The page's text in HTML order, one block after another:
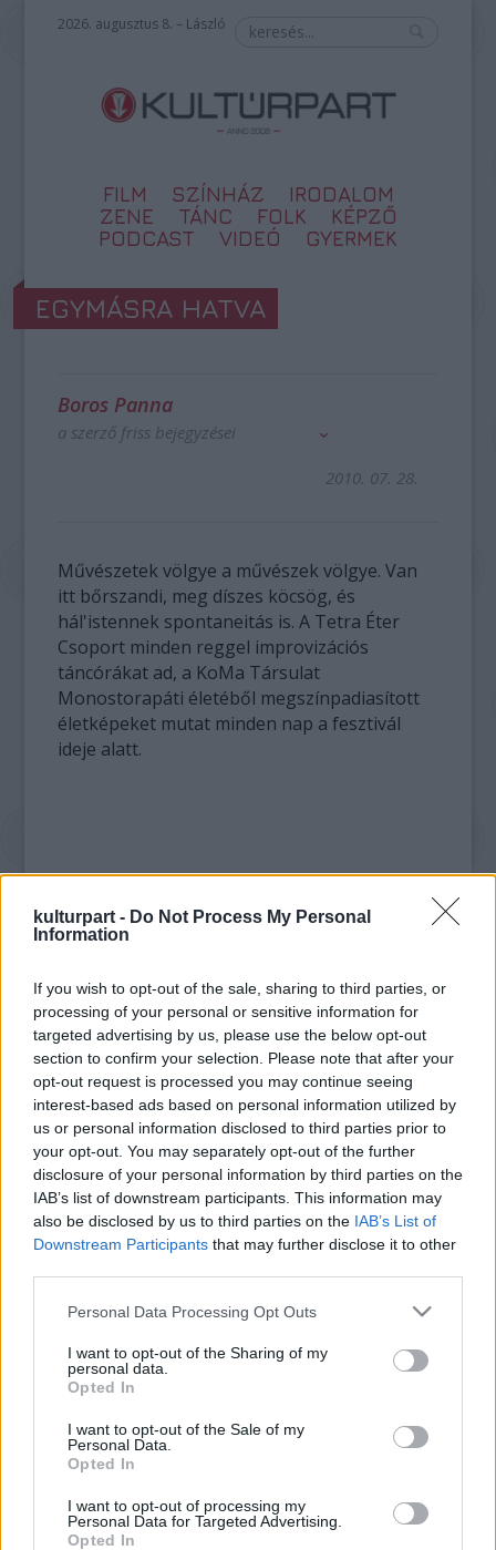
kulturpart - Do Not Process My Personal
Information
If you wish to opt-out of the sale, sharing to third parties, or
processing of your personal or sensitive information for
targeted advertising by us, please use the below opt-out
section to confirm your selection. Please note that after your
opt-out request is processed you may continue seeing
interest-based ads based on personal information utilized by
us or personal information disclosed to third parties prior to
your opt-out. You may separately opt-out of the further
disclosure of your personal information by third parties on the
IAB’s list of downstream participants. This information may
also be disclosed by us to third parties on the IAB’s List of
Downstream Participants that may further disclose it to other
Please note that this website/app uses one or more Google
not limited to your visit or usage behaviour. You may click to
grant or deny consent to Google and its third-party tags to
use your data for below specified purposes in below Google
consent section.
Personal Data Processing Opt Outs
I want to opt-out of the Sharing of my
personal data.
Opted In
I want to opt-out of the Sale of my
Personal Data.
Opted In
I want to opt-out of processing my
Personal Data for Targeted Advertising.
Opted In
2026. augusztus 8. – László
FILM SZÍNHÁZ
IRODALOM
ZENE
TÁNC FOLK
KÉPZŐ
PODCAST
VIDEÓ GYERMEK
EGYMÁSRA HATVA
Boros Panna
a szerző friss bejegyzései
2010. 07. 28.
Művészetek völgye a művészek völgye. Van
itt bőrszandi, meg díszes köcsög, és
hál'istennek spontaneitás is. A Tetra Éter
Csoport minden reggel improvizációs
táncórákat ad, a KoMa Társulat
Monostorapáti életéből megszínpadiasított
életképeket mutat minden nap a fesztivál
ideje alatt.
Művészetek Völgye Mozgópart
ELSTARTOLT A MŰVÉSZETEK VÖLGYE